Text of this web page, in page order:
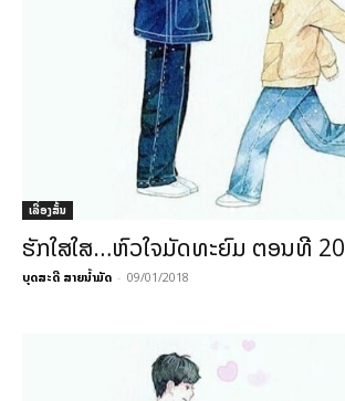
ເລື່ອງສັ້ນ
ຮັກໃສໃສ…ຫົວໃຈມັດທະຍົມ ຕອນທີ 20
ບຸດສະດີ ສາຍນ້ຳມັດ - 09/01/2018